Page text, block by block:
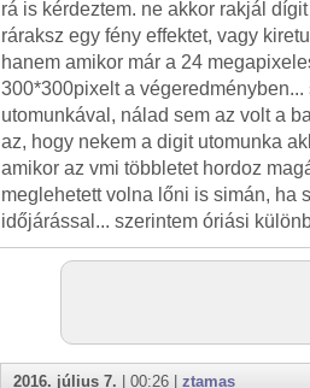
rá is kérdeztem. ne akkor rakjál
ráraksz egy fény effektet, vagy
hanem amikor már a 24
300*300pixelt a
utomunkával, nálad sem az volt a
az, hogy nekem a digit utomunka
amikor az vmi többletet hordoz
meglehetett volna lőni is simán, ha
időjárással... szerintem óriási
2016. július 7. | 00:26 | ztamas